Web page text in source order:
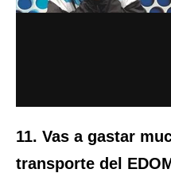
11. Vas a gastar
transporte del